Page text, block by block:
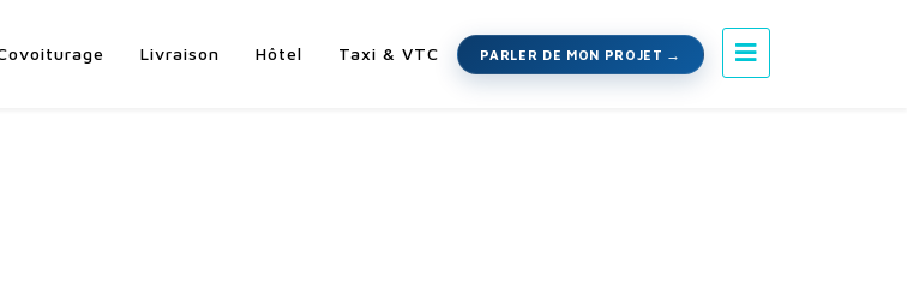
Livraison Hôtel Taxi & VTC PARLER DE MON PROJET